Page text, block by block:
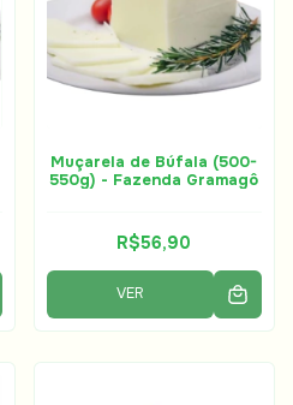
Muçarela de Búfala (500-
550g) - Fazenda Gramagô
R$56,90
VER